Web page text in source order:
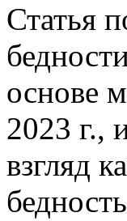
Статья
основе
2023 г.,
взгляд